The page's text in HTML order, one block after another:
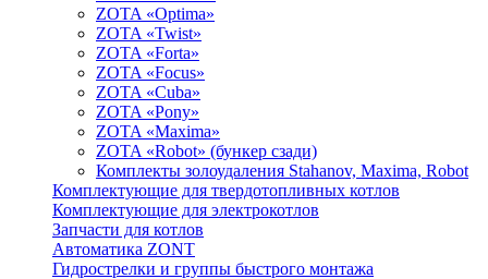
ZOTA «Optima»
ZOTA «Twist»
ZOTA «Forta»
ZOTA «Focus»
ZOTA «Cuba»
ZOTA «Pony»
ZOTA «Maxima»
ZOTA «Robot» (бункер сзади)
Комплекты золоудаления Stahanov, Maxima, Robot
Комплектующие для твердотопливных котлов
Комплектующие для электрокотлов
Запчасти для котлов
Автоматика ZONT
Гидрострелки и группы быстрого монтажа